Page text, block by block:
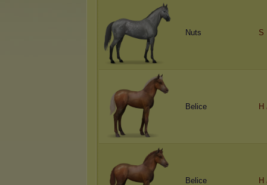
Nuts S
Belice H
Belice H